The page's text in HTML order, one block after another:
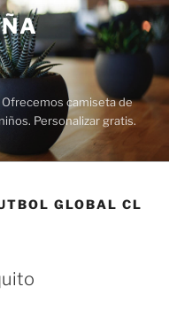
camiseta de
Personalizar gratis.
GLOBAL CL